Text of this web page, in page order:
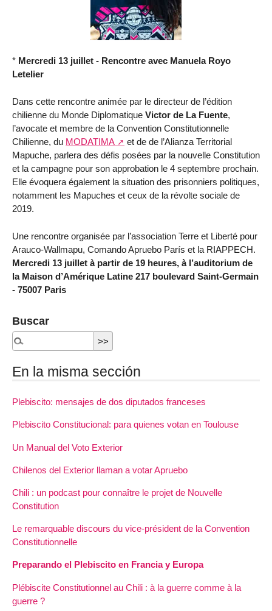
* Mercredi 13 juillet - Rencontre avec Manuela Royo
Letelier
Dans cette rencontre animée par le directeur de l’édition
chilienne du Monde Diplomatique Victor de La Fuente,
l’avocate et membre de la Convention Constitutionnelle
Chilienne, du MODATIMA
et de de l’Alianza Territorial
Mapuche, parlera des défis posées par la nouvelle Constitution
et la campagne pour son approbation le 4 septembre prochain.
Elle évoquera également la situation des prisonniers politiques,
notamment les Mapuches et ceux de la révolte sociale de
2019.
Une rencontre organisée par l’association Terre et Liberté pour
Arauco-Wallmapu, Comando Apruebo París et la RIAPPECH.
Mercredi 13 juillet à partir de 19 heures, à l’auditorium de
la Maison d’Amérique Latine 217 boulevard Saint-Germain
- 75007 Paris
Buscar
En la misma sección
Plebiscito: mensajes de dos diputados franceses
Plebiscito Constitucional: para quienes votan en Toulouse
Un Manual del Voto Exterior
Chilenos del Exterior llaman a votar Apruebo
Chili : un podcast pour connaître le projet de Nouvelle
Constitution
Le remarquable discours du vice-président de la Convention
Constitutionnelle
Preparando el Plebiscito en Francia y Europa
Plébiscite Constitutionnel au Chili : à la guerre comme à la
guerre ?